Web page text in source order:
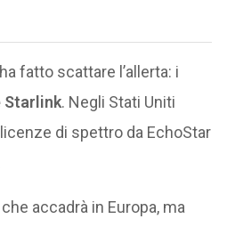
fatto scattare l’allerta: i
Starlink. Negli Stati Uniti
di spettro da EchoStar
accadrà in Europa, ma